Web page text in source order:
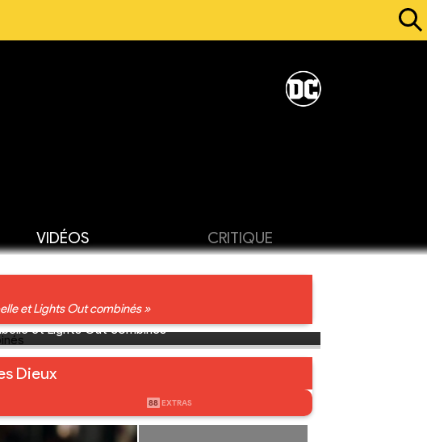
VIDÉOS CRITIQUE
et Lights Out combinés »
et Lights Out combinés
Dieux
88 EXTRAS